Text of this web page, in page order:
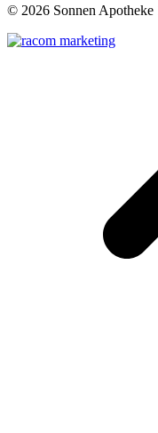
© 2026 Sonnen Apotheke